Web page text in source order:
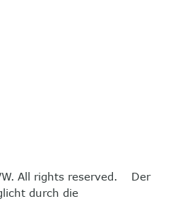
All rights reserved. Der
durch die